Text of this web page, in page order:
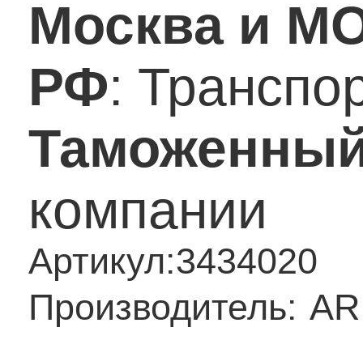
Москва и
РФ:
компании
Артикул:3434020
Производитель: